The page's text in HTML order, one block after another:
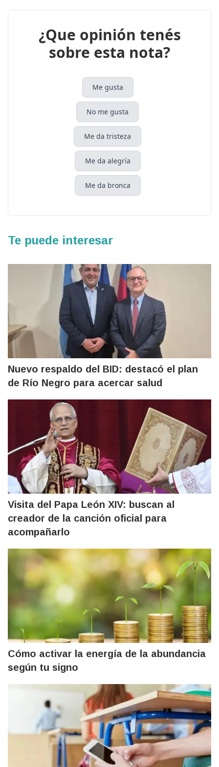
¿Que opinión tenés
sobre esta nota?
Me gusta
No me gusta
Me da tristeza
Me da alegría
Me da bronca
Te puede interesar
Nuevo respaldo del BID: destacó el plan
de Río Negro para acercar salud
Visita del Papa León XIV: buscan al
creador de la canción oficial para
acompañarlo
Cómo activar la energía de la abundancia
según tu signo